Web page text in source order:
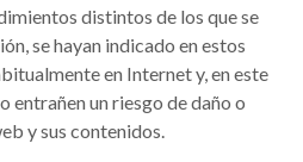
distintos de los que se
se hayan indicado en estos
en Internet y, en este
entrañen un riesgo de daño o
y sus contenidos.